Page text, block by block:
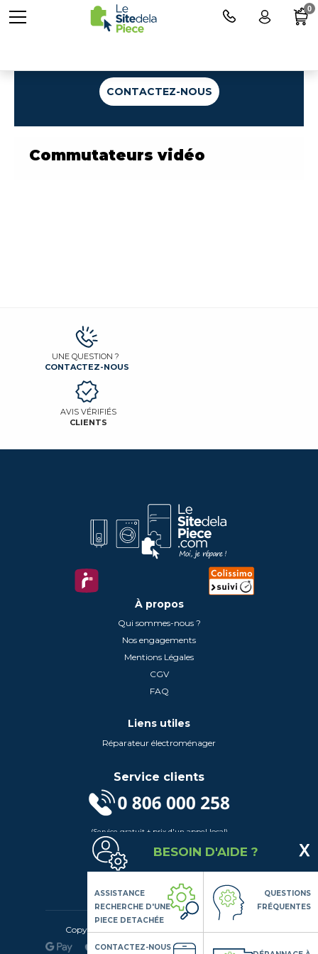
CONTACTEZ-NOUS
Commutateurs vidéo
UNE QUESTION ?
CONTACTEZ-NOUS
AVIS VÉRIFIÉS
CLIENTS
À propos
Qui sommes-nous ?
Nos engagements
Mentions Légales
CGV
FAQ
Liens utiles
Réparateur électroménager
Service clients
(Service gratuit + prix d'un appel local)
Lundi au Vendredi de 9h à 18h
Contactez-Nous
Suivez-nous
0
Copyright© 2020 LSDLP, Tous droits réservés
BESOIN D'AIDE ?
ASSISTANCE
RECHERCHE D'UNE
PIECE DETACHÉE
QUESTIONS
FRÉQUENTES
CONTACTEZ-NOUS